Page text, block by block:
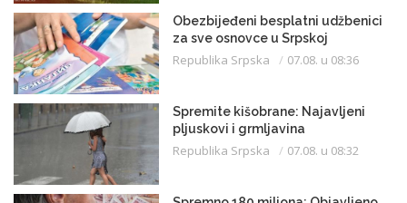
Obezbijeđeni besplatni udžbenici
za sve osnovce u Srpskoj
Republika Srpska 07.08. u 08:36
Spremite kišobrane: Najavljeni
pljuskovi i grmljavina
Republika Srpska 07.08. u 08:32